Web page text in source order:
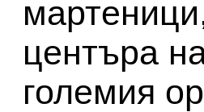
центъра
големия